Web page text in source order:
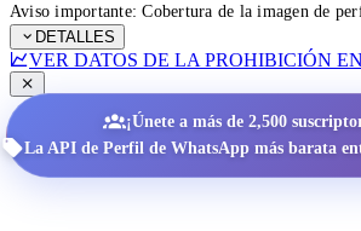
Aviso importante: Cobertura de la imagen de
DETALLES
VER DATOS DE LA PROHIBICIÓN
¡Únete a más de 2,500
La API de Perfil de WhatsApp más barata